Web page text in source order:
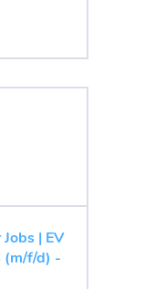
| EV
(m/f/d) -